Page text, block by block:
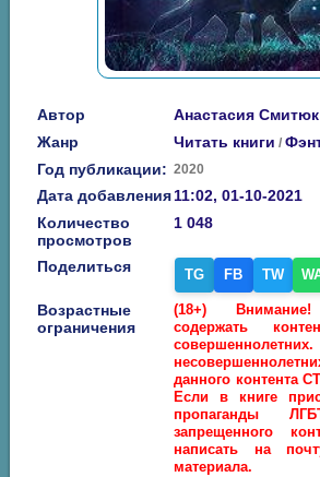
Автор
Анастасия Смитюк
Жанр
Читать книги /
Год публикации: 2020
Дата добавления11:02, 01-10-2021
Количество
просмотров
1 048
Поделиться TG FB TW
Возрастные
ограничения
(18+)
содержать
данного контента
Если в книге
пропаганды
запрещенного
написать на
материала.